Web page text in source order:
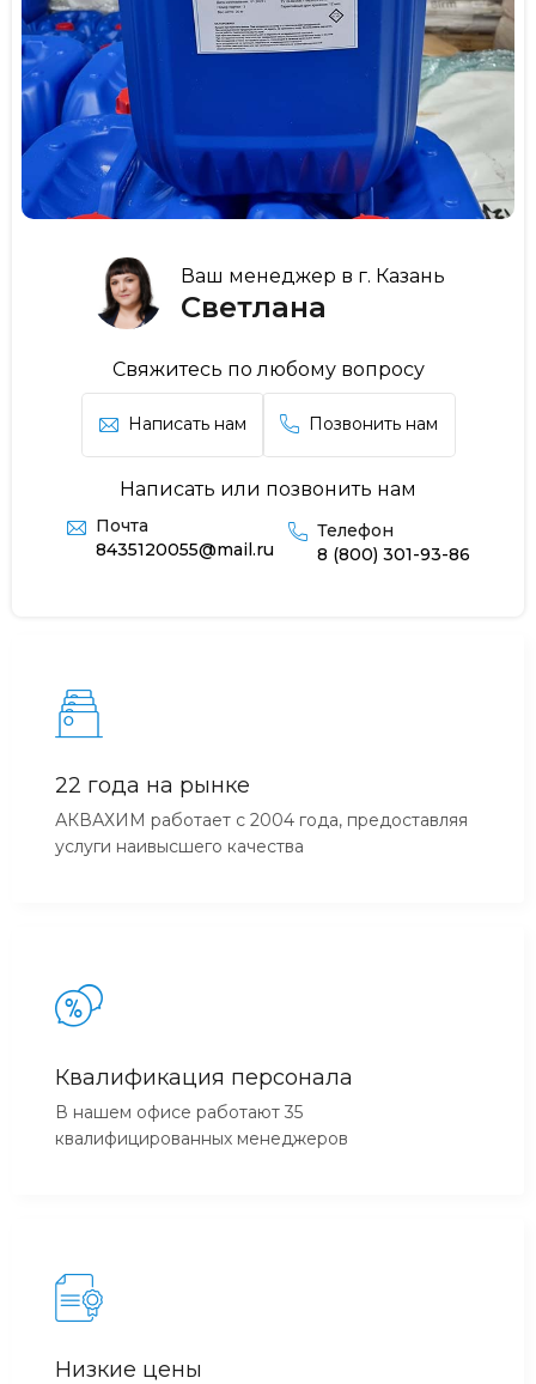
Ваш менеджер в г. Казань
Светлана
Свяжитесь по любому вопросу
Написать нам Позвонить нам
Написать или позвонить нам
Почта
8435120055@mail.ru
Телефон
8 (800) 301-93-86
22 года на рынке
АКВАХИМ работает с 2004 года, предоставляя
услуги наивысшего качества
Квалификация персонала
В нашем офисе работают 35
квалифицированных менеджеров
Низкие цены